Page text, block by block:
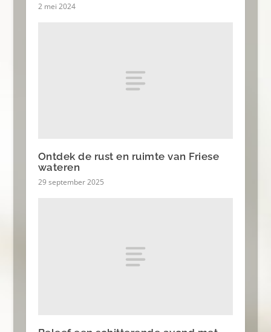
2 mei 2024
Ontdek de rust en ruimte van Friese
wateren
29 september 2025